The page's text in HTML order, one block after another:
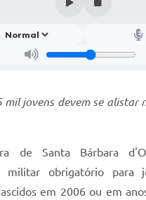
da Sociedade Civil
mil jovens devem se alistar
de Santa Bárbara
militar obrigatório para
em 2006 ou em